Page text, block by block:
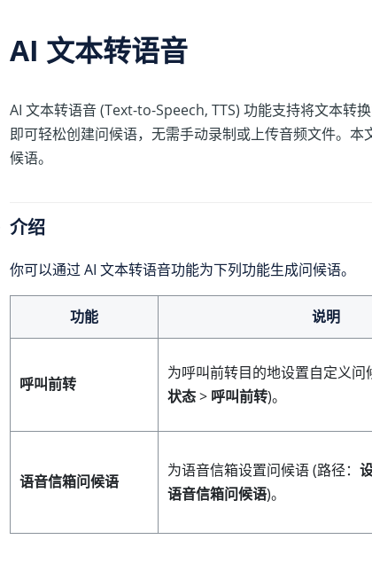
AI 文本转语音
AI 文本转语音 (Text-to-Speech, TTS) 功能支持将文本转
即可轻松创建问候语，无需手动录制或上传音频文件。
候语。
介绍
你可以通过 AI 文本转语音功能为下列功能生成问候语。
功能 说明
呼叫前转
为呼叫前转目的地设置自定义问
状态> 呼叫前转)。
语音信箱问候语
为语音信箱设置问候语 (路径：
语音信箱问候语)。